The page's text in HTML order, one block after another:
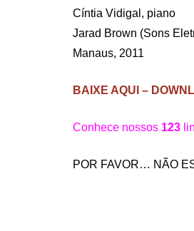
Cíntia Vidigal, piano
Jarad Brown (Sons
Manaus, 2011
BAIXE AQUI –
Conhece nossos 123
POR FAVOR… NÃO